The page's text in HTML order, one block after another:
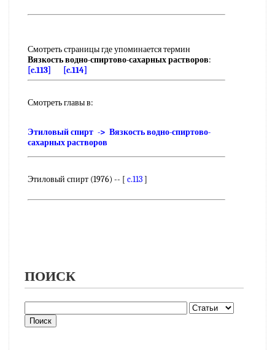
Смотреть страницы где упоминается термин
Вязкость водно-спиртово-сахарных растворов:
[c.113]
[c.114]
Смотреть главы в:
Этиловый спирт -> Вязкость водно-спиртово-
сахарных растворов
Этиловый спирт (1976) -- [ c.113]
ПОИСК